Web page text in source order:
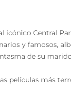
Central
y famosos,
de su
películas más